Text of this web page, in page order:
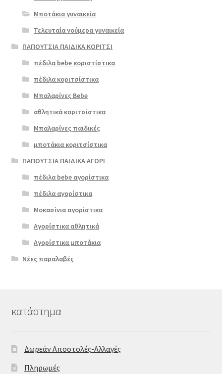
Μποτάκια γυναικεία
Τελευταία νούμερα γυναικεία
ΠΑΠΟΥΤΣΙΑ ΠΑΙΔΙΚΑ ΚΟΡΙΤΣΙ
πέδιλα bebe κοριστίστικα
πέδιλα κοριτσίστικα
Μπαλαρίνες Bebe
αθλητικά κοριτσίστικα
Μπαλαρίνες παιδικές
μποτάκια κοριτσίστικα
ΠΑΠΟΥΤΣΙΑ ΠΑΙΔΙΚΑ ΑΓΟΡΙ
πέδιλα bebe αγορίστικα
πέδιλα αγορίστικα
Μοκασίνια αγορίστικα
Αγορίστικα αθλητικά
Αγορίστικα μποτάκια
Νέες παραλαβές
κατάστημα
Δωρεάν Αποστολές-Αλλαγές
Πληρωμές